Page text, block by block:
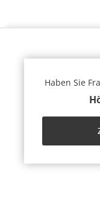
Haben Sie